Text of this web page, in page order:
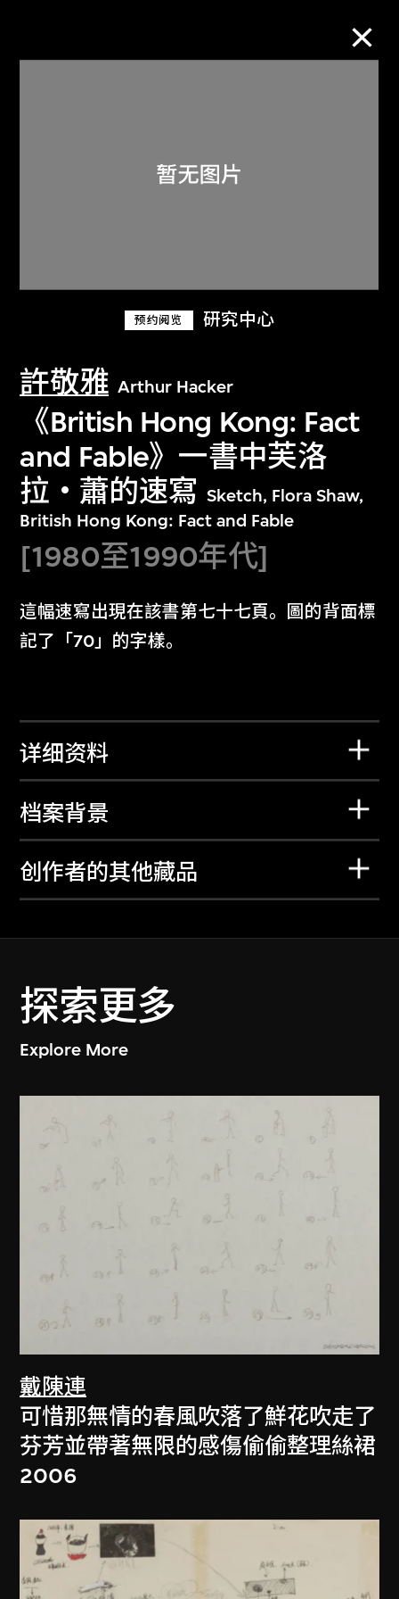
预约阅览 研究中心
許敬雅 Arthur Hacker
《British Hong Kong: Fact
and Fable》一書中芙洛
拉‧蕭的速寫 Sketch, Flora Shaw,
British Hong Kong: Fact and Fable
[1980至1990年代]
這幅速寫出現在該書第七十七頁。圖的背面標
記了「70」的字樣。
详细资料
档案背景
创作者的其他藏品
探索更多
Explore More
戴陳連
可惜那無情的春風吹落了鮮花吹走了
芬芳並帶著無限的感傷偷偷整理絲裙
2006
关于M+藏品
探索世界顶级的二十及二十一世纪视觉
文化藏品。